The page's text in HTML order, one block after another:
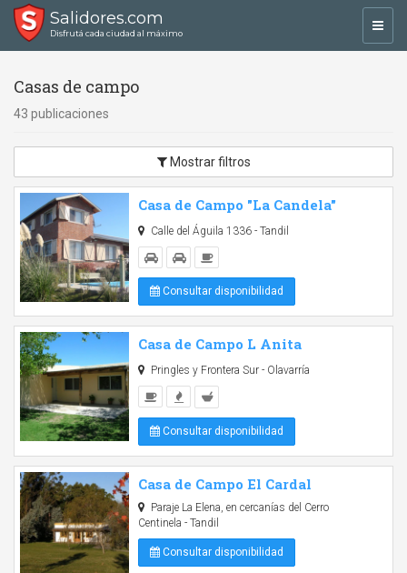
Salidores.com
Disfrutá cada ciudad al máximo
Casas de campo
43 publicaciones
Mostrar filtros
Casa de Campo "La Candela"
Calle del Águila 1336 - Tandil
Consultar disponibilidad
Casa de Campo L Anita
Pringles y Frontera Sur - Olavarría
Consultar disponibilidad
Casa de Campo El Cardal
Paraje La Elena, en cercanías del Cerro
Centinela - Tandil
Consultar disponibilidad